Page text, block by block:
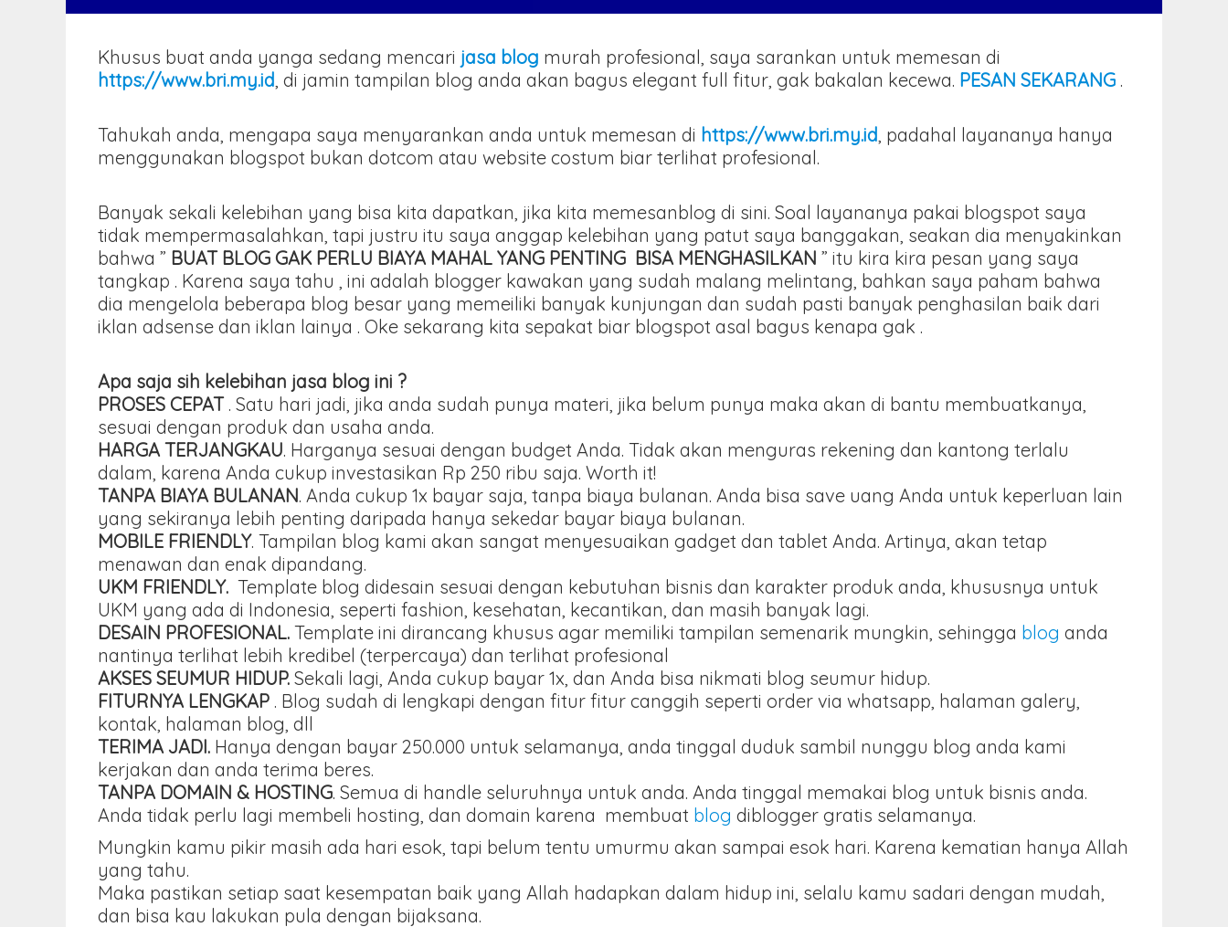
Khusus buat anda yanga sedang mencari jasa blog murah profesional, saya sarankan untuk memesan di
https://www.bri.my.id, di jamin tampilan blog anda akan bagus elegant full fitur, gak bakalan kecewa. PESAN SEKARANG .
Tahukah anda, mengapa saya menyarankan anda untuk memesan di https://www.bri.my.id, padahal layananya hanya
menggunakan blogspot bukan dotcom atau website costum biar terlihat profesional.
Banyak sekali kelebihan yang bisa kita dapatkan, jika kita memesanblog di sini. Soal layananya pakai blogspot saya
tidak mempermasalahkan, tapi justru itu saya anggap kelebihan yang patut saya banggakan, seakan dia menyakinkan
bahwa ” BUAT BLOG GAK PERLU BIAYA MAHAL YANG PENTING BISA MENGHASILKAN ” itu kira kira pesan yang saya
tangkap . Karena saya tahu , ini adalah blogger kawakan yang sudah malang melintang, bahkan saya paham bahwa
dia mengelola beberapa blog besar yang memeiliki banyak kunjungan dan sudah pasti banyak penghasilan baik dari
iklan adsense dan iklan lainya . Oke sekarang kita sepakat biar blogspot asal bagus kenapa gak .
Apa saja sih kelebihan jasa blog ini ?
PROSES CEPAT. Satu hari jadi, jika anda sudah punya materi, jika belum punya maka akan di bantu membuatkanya,
sesuai dengan produk dan usaha anda.
HARGA TERJANGKAU. Harganya sesuai dengan budget Anda. Tidak akan menguras rekening dan kantong terlalu
dalam, karena Anda cukup investasikan Rp 250 ribu saja. Worth it!
TANPA BIAYA BULANAN. Anda cukup 1x bayar saja, tanpa biaya bulanan. Anda bisa save uang Anda untuk keperluan lain
yang sekiranya lebih penting daripada hanya sekedar bayar biaya bulanan.
MOBILE FRIENDLY. Tampilan blog kami akan sangat menyesuaikan gadget dan tablet Anda. Artinya, akan tetap
menawan dan enak dipandang.
UKM FRIENDLY. Template blog didesain sesuai dengan kebutuhan bisnis dan karakter produk anda, khususnya untuk
UKM yang ada di Indonesia, seperti fashion, kesehatan, kecantikan, dan masih banyak lagi.
DESAIN PROFESIONAL. Template ini dirancang khusus agar memiliki tampilan semenarik mungkin, sehingga blog anda
nantinya terlihat lebih kredibel (terpercaya) dan terlihat profesional
AKSES SEUMUR HIDUP. Sekali lagi, Anda cukup bayar 1x, dan Anda bisa nikmati blog seumur hidup.
FITURNYA LENGKAP . Blog sudah di lengkapi dengan fitur fitur canggih seperti order via whatsapp, halaman galery,
kontak, halaman blog, dll
TERIMA JADI. Hanya dengan bayar 250.000 untuk selamanya, anda tinggal duduk sambil nunggu blog anda kami
kerjakan dan anda terima beres.
TANPA DOMAIN & HOSTING. Semua di handle seluruhnya untuk anda. Anda tinggal memakai blog untuk bisnis anda.
Anda tidak perlu lagi membeli hosting, dan domain karena membuat blog diblogger gratis selamanya.
Mungkin kamu pikir masih ada hari esok, tapi belum tentu umurmu akan sampai esok hari. Karena kematian hanya Allah
yang tahu.
Maka pastikan setiap saat kesempatan baik yang Allah hadapkan dalam hidup ini, selalu kamu sadari dengan mudah,
dan bisa kau lakukan pula dengan bijaksana.